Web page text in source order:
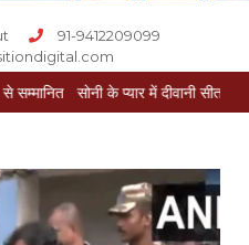
91-9412209099
के प्यार में दीवानी सीता पहुंची मेरठ सोनी के